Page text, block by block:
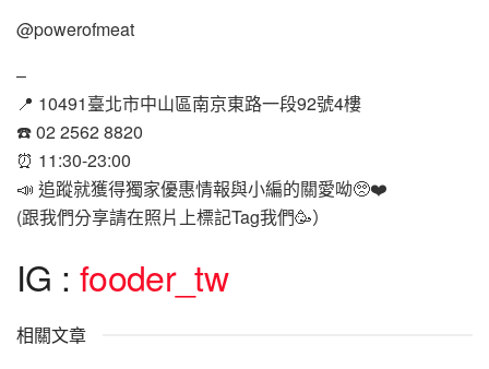
@powerofmeat
–
📍 10491臺北市中山區南京東路一段92號4樓
☎️ 02 2562 8820
⏰ 11:30-23:00
📣 追蹤就獲得獨家優惠情報與小編的關愛呦🥺❤️
(跟我們分享請在照片上標記Tag我們🥳）
IG : fooder_tw
相關文章